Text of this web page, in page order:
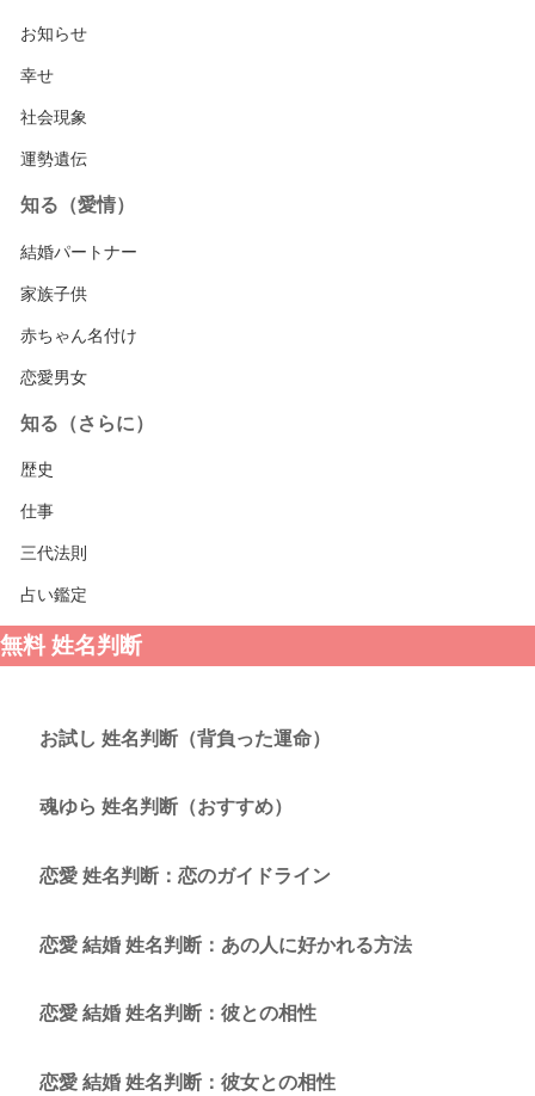
お知らせ
幸せ
社会現象
運勢遺伝
知る（愛情）
結婚パートナー
家族子供
赤ちゃん名付け
恋愛男女
知る（さらに）
歴史
仕事
三代法則
占い鑑定
無料 姓名判断
お試し 姓名判断（背負った運命）
魂ゆら 姓名判断（おすすめ）
恋愛 姓名判断：恋のガイドライン
恋愛 結婚 姓名判断：あの人に好かれる方法
恋愛 結婚 姓名判断：彼との相性
恋愛 結婚 姓名判断：彼女との相性